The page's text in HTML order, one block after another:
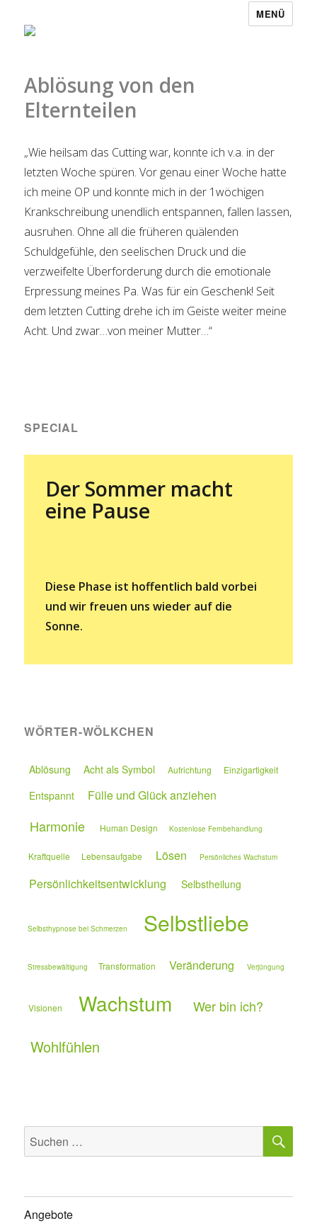
MENÜ
Ablösung von den
Elternteilen
„Wie heilsam das Cutting war, konnte ich v.a. in der
letzten Woche spüren. Vor genau einer Woche hatte
ich meine OP und konnte mich in der 1wöchigen
Krankschreibung unendlich entspannen, fallen lassen,
ausruhen. Ohne all die früheren quälenden
Schuldgefühle, den seelischen Druck und die
verzweifelte Überforderung durch die emotionale
Erpressung meines Pa. Was für ein Geschenk! Seit
dem letzten Cutting drehe ich im Geiste weiter meine
Acht. Und zwar…von meiner Mutter…“
SPECIAL
Der Sommer macht
eine Pause
Diese Phase ist hoffentlich bald vorbei
und wir freuen uns wieder auf die
Sonne.
WÖRTER-WÖLKCHEN
Ablösung Acht als Symbol Aufrichtung Einzigartigkeit
Entspannt Fülle und Glück anziehen
Harmonie Human Design Kostenlose Fernbehandlung
Kraftquelle Lebensaufgabe Lösen Persönliches Wachstum
Persönlichkeitsentwicklung Selbstheilung
Selbsthypnose bei Schmerzen Selbstliebe
Stressbewältigung Transformation Veränderung Verjüngung
Visionen Wachstum Wer bin ich?
Wohlfühlen
Suchen
nach:
Angebote